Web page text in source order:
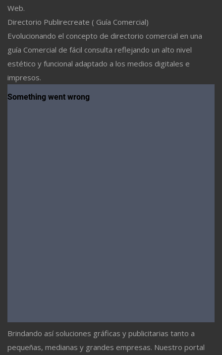
Web.
Directorio Publirecreate ( Guía Comercial)
Evolucionando el concepto de directorio comercial en una
guía Comercial de fácil consulta reflejando un alto nivel
estético y funcional adaptado a los medios digitales e
impresos.
Brindando así soluciones gráficas y publicitarias tanto a
pequeñas, medianas y grandes empresas. Nuestro portal